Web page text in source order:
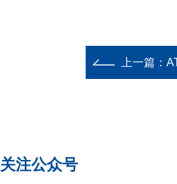
上一篇：
关注公众号